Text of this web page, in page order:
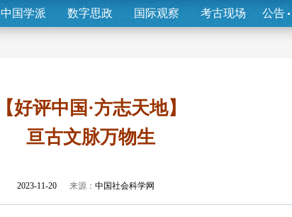
中国学派 数字思政 国际观察 考古现场 公告
【好评中国·方志天地】
亘古文脉万物生
2023-11-20 来源： 中国社会科学网